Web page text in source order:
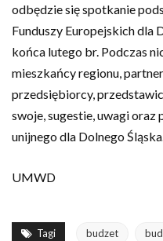
odbędzie się spotkanie
Funduszy Europejskich dla
końca lutego br. Podczas
mieszkańcy regionu,
przedsiębiorcy,
swoje, sugestie, uwagi
unijnego dla Dolnego
UMWD
Tagi budzet